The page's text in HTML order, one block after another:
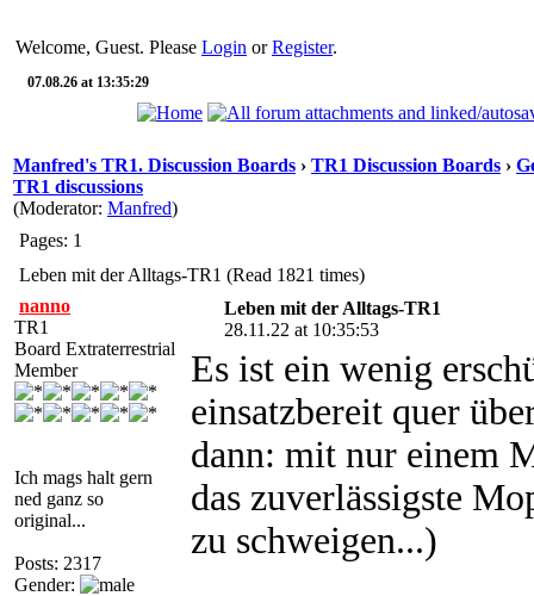
Welcome, Guest. Please Login orRegister.
07.08.26 at 13:35:29
Manfred's TR1. Discussion Boards › TR1 Discussion Boards ›
TR1 discussions
(Moderator: Manfred)
Pages: 1
Leben mit der Alltags-TR1 (Read 1821 times)
nanno
TR1
Board Extraterrestrial
Member
Ich mags halt gern
ned ganz so
original...
Posts: 2317
Gender:
Leben mit der Alltags-TR1
28.11.22 at 10:35:53
Es ist ein wenig
einsatzbereit quer
dann: mit nur einem
das zuverlässigste
zu schweigen...)